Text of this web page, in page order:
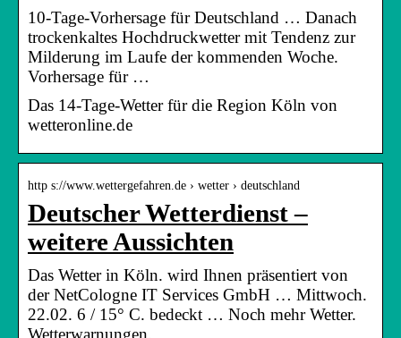
10-Tage-Vorhersage für Deutschland … Danach
trockenkaltes Hochdruckwetter mit Tendenz zur
Milderung im Laufe der kommenden Woche.
Vorhersage für …
Das 14-Tage-Wetter für die Region Köln von
wetteronline.de
http s://www.wettergefahren.de › wetter › deutschland
Deutscher Wetterdienst –
weitere Aussichten
Das Wetter in Köln. wird Ihnen präsentiert von
der NetCologne IT Services GmbH … Mittwoch.
22.02. 6 / 15° C. bedeckt … Noch mehr Wetter.
Wetterwarnungen.